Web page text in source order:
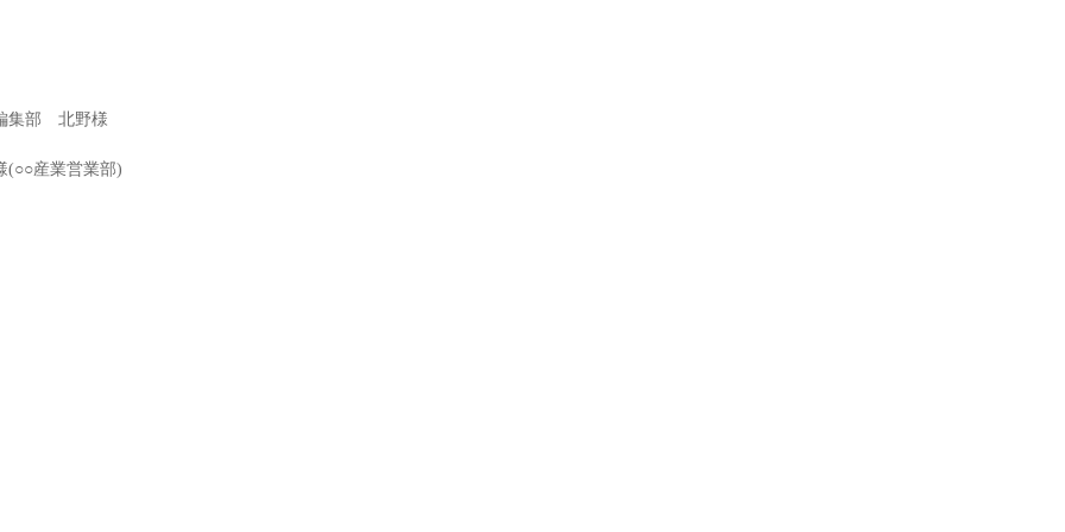
集部 北野様
(○○産業営業部)